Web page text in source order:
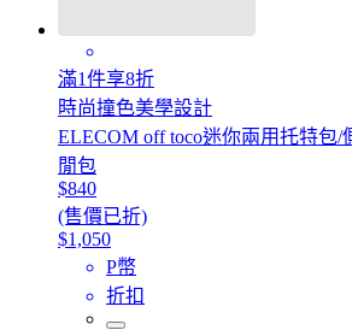
滿1件享8折
時尚撞色美學設計
ELECOM off toco迷你兩用托特包/
閒包
$840
(售價已折)
$1,050
P幣
折扣